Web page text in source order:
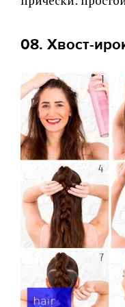
08. Хвост-